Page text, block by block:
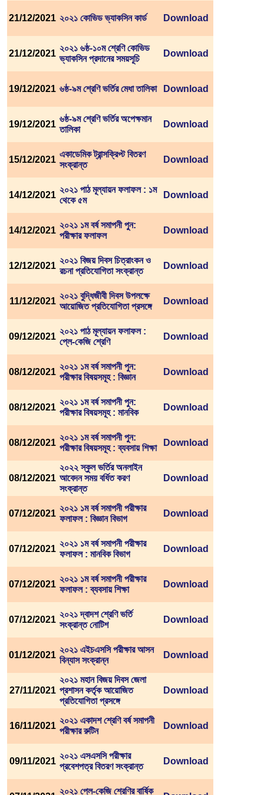
21/12/2021 ২০২১ কোভিড ভ্যাকসিন কার্ড Download
21/12/2021
২০২১ ৬ষ্ঠ-১০ম শ্রেণি কোভিড
ভ্যাকসিন প্রদানের সময়সূচি
Download
19/12/2021 ৬ষ্ঠ-৯ম শ্রেণি ভর্তির মেধা তালিকা Download
19/12/2021
৬ষ্ঠ-৯ম শ্রেণি ভর্তির অপেক্ষমান
তালিকা
Download
15/12/2021
একাডেমিক ট্রান্সক্রিপ্ট বিতরণ
সংক্রান্ত
Download
14/12/2021
২০২১ পাঠ মূল্যায়ন ফলাফল : ১ম
থেকে ৫ম
Download
14/12/2021
২০২১ ১ম বর্ষ সমাপনী পুন:
পরীক্ষার ফলাফল
Download
12/12/2021
২০২১ বিজয় দিবস চিত্রাংকন ও
রচনা প্রতিযোগিতা সংক্রান্ত
Download
11/12/2021
২০২১ বুদ্ধিজীবী দিবস উপলক্ষে
আয়োজিত প্রতিযোগিতা প্রসঙ্গে
Download
09/12/2021
২০২১ পাঠ মূল্যায়ন ফলাফল :
প্লে-কেজি শ্রেণি
Download
08/12/2021
২০২১ ১ম বর্ষ সমাপনী পুন:
পরীক্ষার বিষয়সমূহ : বিজ্ঞান
Download
08/12/2021
২০২১ ১ম বর্ষ সমাপনী পুন:
পরীক্ষার বিষয়সমূহ : মানবিক
Download
08/12/2021
২০২১ ১ম বর্ষ সমাপনী পুন:
পরীক্ষার বিষয়সমূহ : ব্যবসায় শিক্ষা
Download
08/12/2021
২০২২ স্কুল ভর্তির অনলাইন
আবেদন সময় বর্ধিত করণ
সংক্রান্ত
Download
07/12/2021
২০২১ ১ম বর্ষ সমাপনী পরীক্ষার
ফলাফল : বিজ্ঞান বিভাগ
Download
07/12/2021
২০২১ ১ম বর্ষ সমাপনী পরীক্ষার
ফলাফল : মানবিক বিভাগ
Download
07/12/2021
২০২১ ১ম বর্ষ সমাপনী পরীক্ষার
ফলাফল : ব্যবসায় শিক্ষা
Download
07/12/2021
২০২১ দ্বাদশ শ্রেণি ভর্তি
সংক্রান্ত নোটিশ
Download
01/12/2021
২০২১ এইচএসসি পরীক্ষার আসন
বিন্যাস সংক্রান্ন
Download
27/11/2021
২০২১ মহান বিজয় দিবস জেলা
প্রশাসন কর্তৃক আয়োজিত
প্রতিযোগিতা প্রসঙ্গে
Download
16/11/2021
২০২১ একাদশ শ্রেণি বর্ষ সমাপনী
পরীক্ষার রুটিন
Download
09/11/2021
২০২১ এসএসসি পরীক্ষার
প্রবেশপত্র বিতরণ সংক্রান্ত
Download
২০২১ প্লে-কেজি শ্রেণির বার্ষিক